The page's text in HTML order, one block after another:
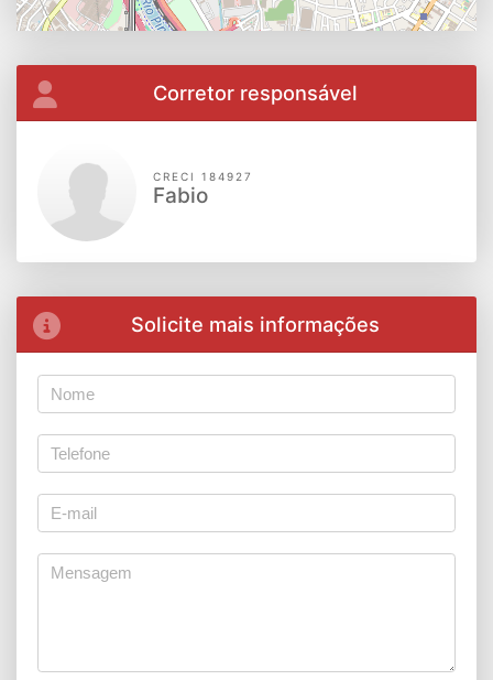
Corretor responsável
CRECI 184927
Fabio
Solicite mais informações